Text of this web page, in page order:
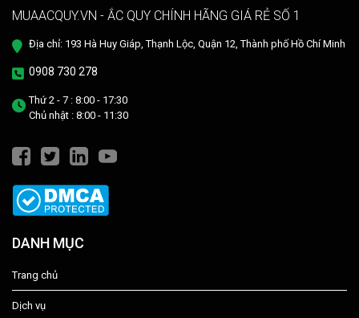
MUAACQUY.VN - ẮC QUY CHÍNH HÃNG GIÁ RẺ SỐ 1
Địa chỉ: 193 Hà Huy Giáp, Thạnh Lộc, Quận 12, Thành phố Hồ Chí Minh
0908 730 278
Thứ 2 - 7 : 8:00 - 17:30
Chủ nhật : 8:00 - 11:30
DANH MỤC
Trang chủ
Dịch vụ